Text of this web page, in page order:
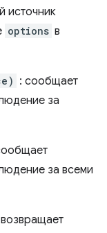
источник
options в
: сообщает
за
за всеми